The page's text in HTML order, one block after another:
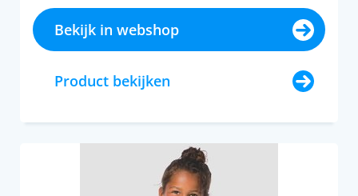
Bekijk in webshop
Product bekijken